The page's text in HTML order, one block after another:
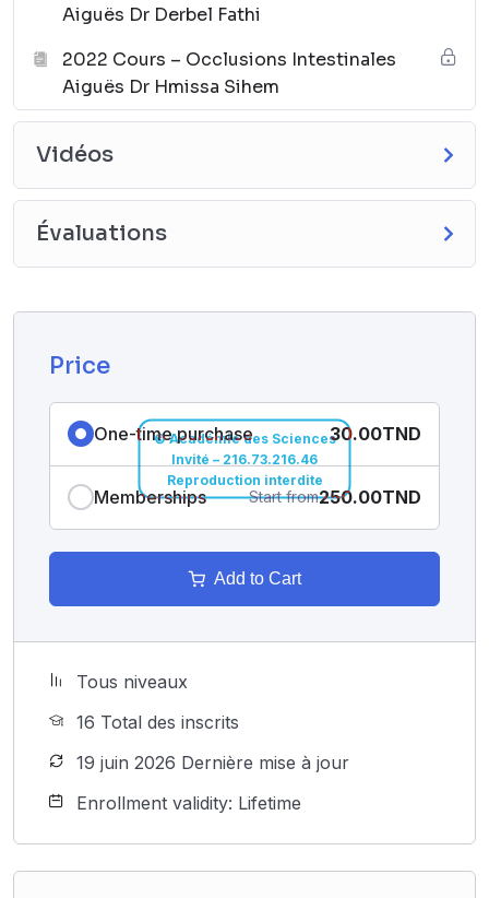
Aiguës Dr Derbel Fathi
2022 Cours – Occlusions Intestinales
Aiguës Dr Hmissa Sihem
Vidéos
Évaluations
Price
One-time purchase 30.00TND
Memberships Start from250.00TND
Add to Cart
Tous niveaux
16 Total des inscrits
19 juin 2026 Dernière mise à jour
Enrollment validity: Lifetime
© Académie des Sciences
Invité – 216.73.216.46
Reproduction interdite